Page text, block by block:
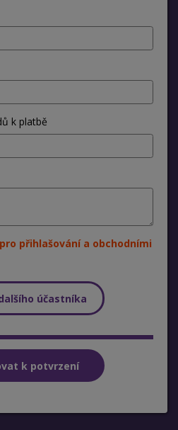
k platbě
přihlašování a obchodními
účastníka